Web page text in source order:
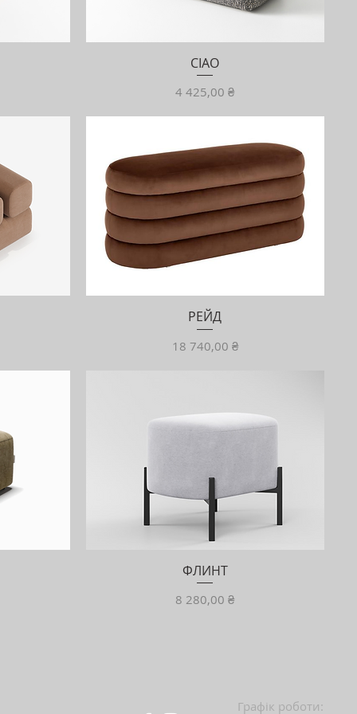
CIAO
Ціна
4 425,00 ₴
РЕЙД
Ціна
18 740,00 ₴
ФЛИНТ
Ціна
8 280,00 ₴
Графік роботи: